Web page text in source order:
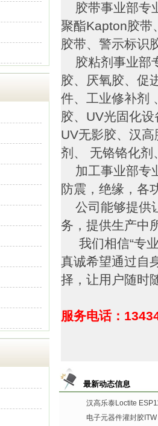
胶带事业部专
聚酯Kapton胶带
胶带、警示标识
胶粘剂事业部
胶、厌氧胶、促
件、工业修补剂
胶、UV光固化
UV无影胶、汉
剂、 无铬铬化剂
加工事业部专
防震，绝缘，各
公司能够提供
务，提供生产中
我们相信“专业
真诚希望通过自
择，让用户随时
服务电话：
最新动态信息
汉高乐泰Loctite
电子元器件灌封胶